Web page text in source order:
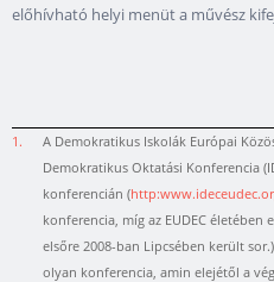
előhívható helyi menüt a művész
1.
A Demokratikus Iskolák Európai
Demokratikus Oktatási Konferencia
konferencián (
konferencia, míg az EUDEC életében
elsőre 2008-ban Lipcsében került
olyan konferencia, amin elejétől a